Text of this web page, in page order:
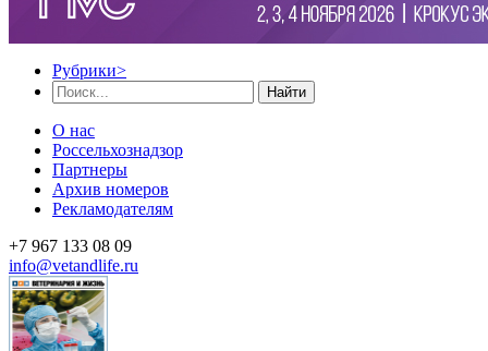
Рубрики>
Найти
О нас
Россельхознадзор
Партнеры
Архив номеров
Рекламодателям
+7 967 133 08 09
info@vetandlife.ru